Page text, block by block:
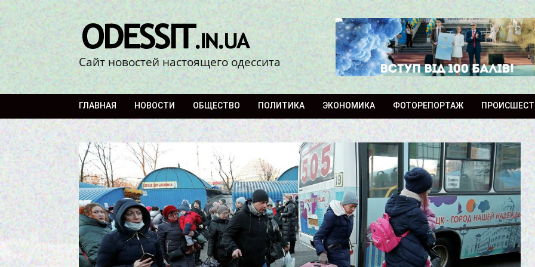
Сайт новостей настоящего одессита
ГЛАВНАЯ НОВОСТИ ОБЩЕСТВО ПОЛИТИКА ЭКОНОМИКА ФОТОРЕПОРТАЖ